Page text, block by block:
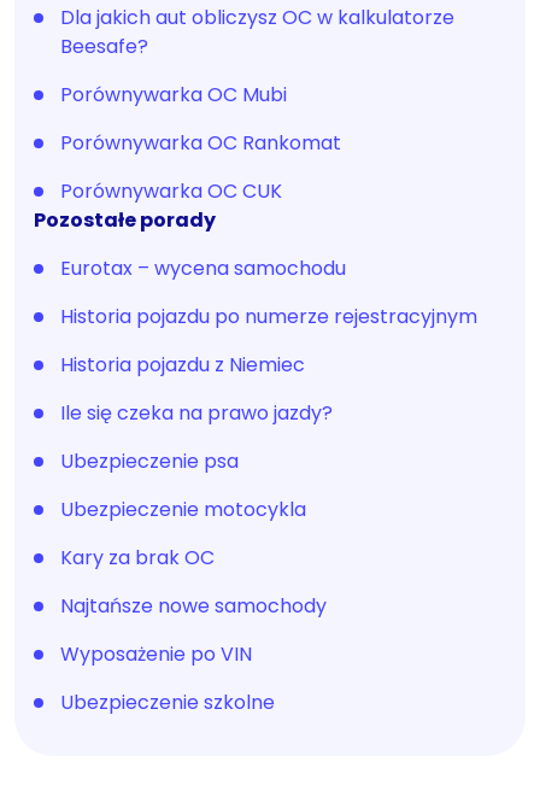
Dla jakich aut obliczysz OC w kalkulatorze
Beesafe?
Porównywarka OC Mubi
Porównywarka OC Rankomat
Porównywarka OC CUK
Pozostałe porady
Eurotax – wycena samochodu
Historia pojazdu po numerze rejestracyjnym
Historia pojazdu z Niemiec
Ile się czeka na prawo jazdy?
Ubezpieczenie psa
Ubezpieczenie motocykla
Kary za brak OC
Najtańsze nowe samochody
Wyposażenie po VIN
Ubezpieczenie szkolne